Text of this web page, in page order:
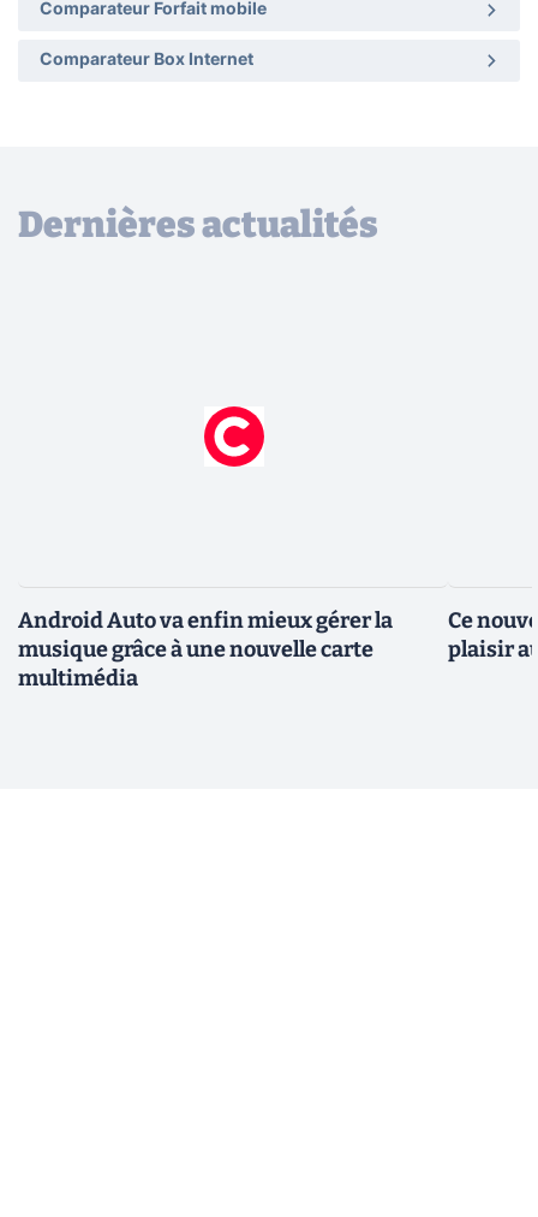
Comparateur Forfait mobile
Comparateur Box Internet
Dernières actualités
Android Auto va enfin mieux gérer la
musique grâce à une nouvelle carte
multimédia
Ce
plaisir